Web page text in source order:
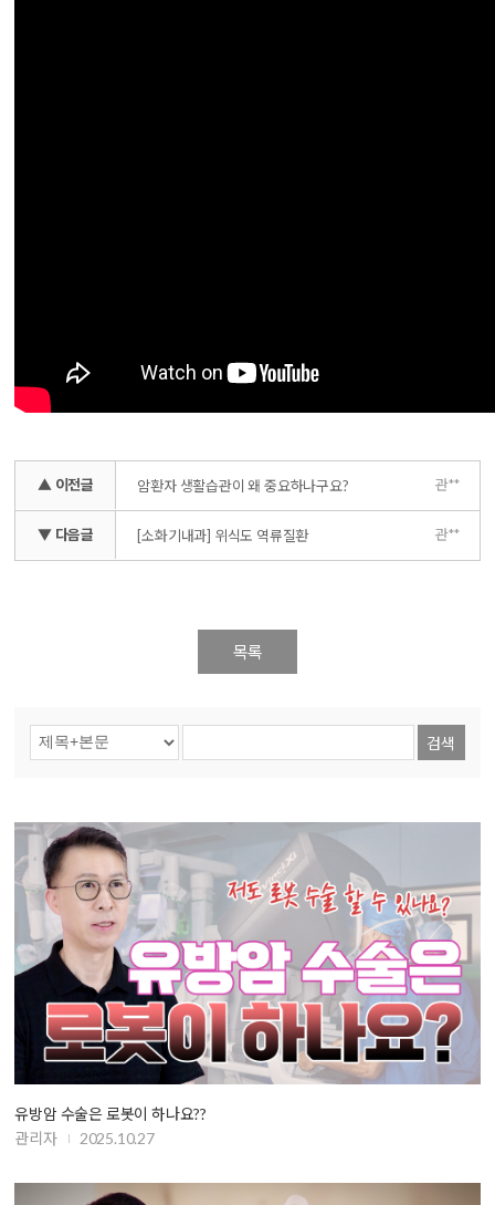
▲ 이전글 암환자 생활습관이 왜 중요하나구요? 관**
▼ 다음글 [소화기내과] 위식도 역류질환 관**
목록
검색
유방암 수술은 로봇이 하나요??
관리자
2025.10.27